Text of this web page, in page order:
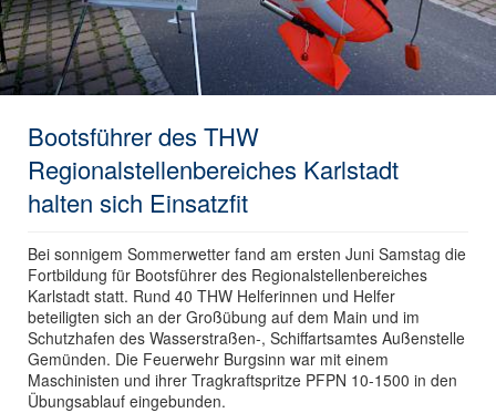
Bootsführer des THW
Regionalstellenbereiches Karlstadt
halten sich Einsatzfit
Bei sonnigem Sommerwetter fand am ersten Juni Samstag die
Fortbildung für Bootsführer des Regionalstellenbereiches
Karlstadt statt. Rund 40 THW Helferinnen und Helfer
beteiligten sich an der Großübung auf dem Main und im
Schutzhafen des Wasserstraßen-, Schiffartsamtes Außenstelle
Gemünden. Die Feuerwehr Burgsinn war mit einem
Maschinisten und ihrer Tragkraftspritze PFPN 10-1500 in den
Übungsablauf eingebunden.